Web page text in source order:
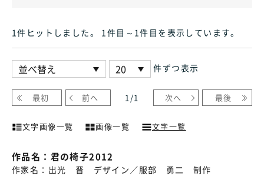
1件ヒット しました。 1件目～1件目 を表示しています。
件ずつ表示
最初 前へ 1 /1 次へ 最後
文字画像一覧 画像一覧 文字一覧
作品名： 君の椅子2012
作家名： 出光 晋 デザイン／服部 勇二 制作